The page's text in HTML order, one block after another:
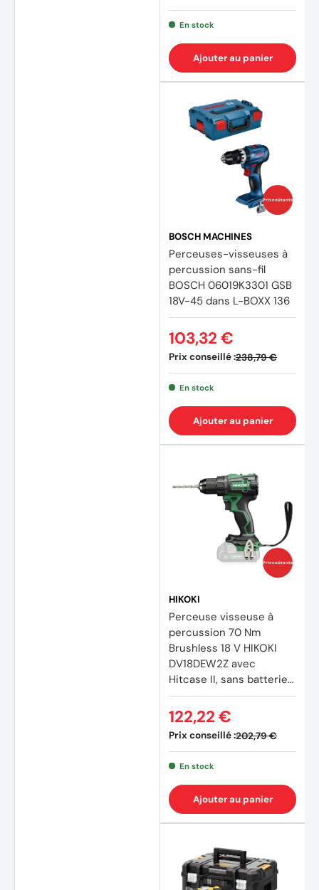
En stock
Ajouter au panier
Prix coûtants
BOSCH MACHINES
Perceuses-visseuses à
percussion sans-fil
BOSCH 06019K3301 GSB
18V-45 dans L-BOXX 136
Prix conseillé :238,79 €
103,32 €
En stock
Ajouter au panier
Prix coûtants
HIKOKI
Perceuse visseuse à
percussion 70 Nm
Brushless 18 V HIKOKI
DV18DEW2Z avec
Hitcase II, sans batterie
ni chargeur
Prix conseillé :202,79 €
122,22 €
En stock
Ajouter au panier